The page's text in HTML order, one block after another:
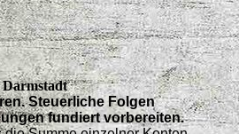
Darmstadt
Steuerliche Folgen
fundiert vorbereiten.